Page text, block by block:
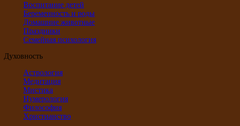
Воспитание детей
Беременность и роды
Домашние животные
Праздники
Семейная психология
Духовность
Астрология
Медитация
Мистика
Нумерология
Философия
Христианство